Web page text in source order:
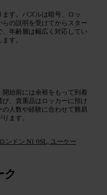
す。パズルは暗号、ロッ
の説明を受けてからスター
年齢層は幅広く対応してい
す。
始前には余裕をもって到着
、貴重品はロッカーに預け
人数や経験に合わせて難易
ます。
ンドン N1 0SL, ユーケー